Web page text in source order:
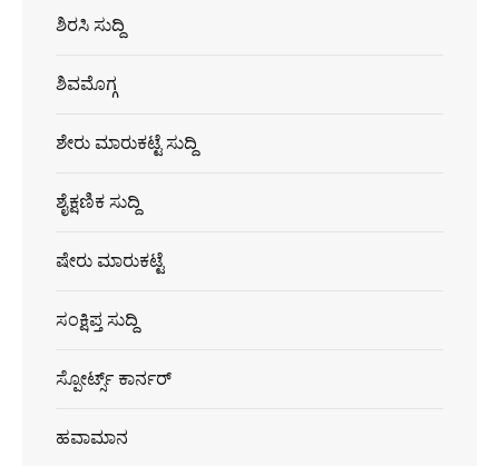
ಶಿರಸಿ ಸುದ್ದಿ
ಶಿವಮೊಗ್ಗ
ಶೇರು ಮಾರುಕಟ್ಟೆ ಸುದ್ದಿ
ಶೈಕ್ಷಣಿಕ ಸುದ್ದಿ
ಷೇರು ಮಾರುಕಟ್ಟೆ
ಸಂಕ್ಷಿಪ್ತ ಸುದ್ದಿ
ಸ್ಪೋರ್ಟ್ಸ್ ಕಾರ್ನರ್
ಹವಾಮಾನ